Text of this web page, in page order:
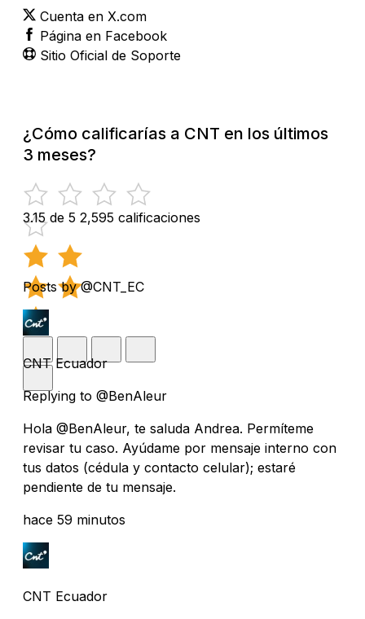
Cuenta en X.com
Página en Facebook
Sitio Oficial de Soporte
¿Cómo calificarías a CNT en los últimos
3 meses?
3.15 de 5 2,595 calificaciones
Posts by @CNT_EC
CNT Ecuador
Replying to @BenAleur
Hola @BenAleur, te saluda Andrea. Permíteme
revisar tu caso. Ayúdame por mensaje interno con
tus datos (cédula y contacto celular); estaré
pendiente de tu mensaje.
hace 59 minutos
CNT Ecuador